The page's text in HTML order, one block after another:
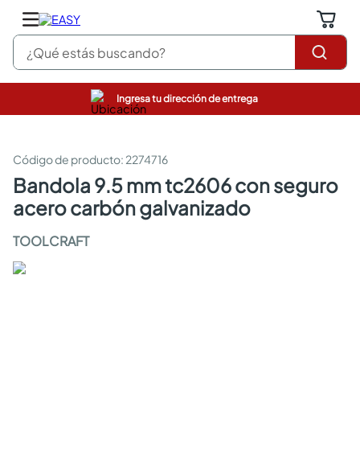
¿Qué estás buscando?
Ingresa tu dirección de entrega
: 2274716
bandola 9.5 mm tc2606 con seguro
acero carbón galvanizado
TOOLCRAFT
pinturas
sanitarios
comedor
escritorio
armarios closet
comedores